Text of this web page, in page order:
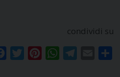
condividi su
FacebookTwitterPinterestWhatsAppTelegram
Email